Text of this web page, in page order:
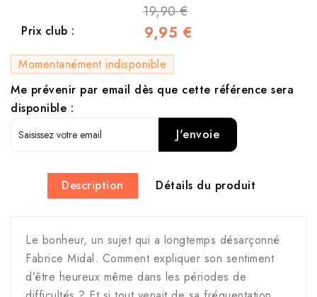
19,90 €
Prix club : 9,95 €
Momentanément indisponible
Me prévenir par email dès que cette référence sera
disponible :
J'envoie
Description Détails du produit
Le bonheur, un sujet qui a longtemps désarçonné
Fabrice Midal. Comment expliquer son sentiment
d’être heureux même dans les périodes de